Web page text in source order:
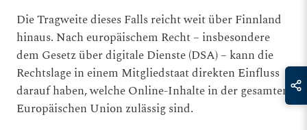
Die Tragweite dieses Falls reicht weit über Finnland
hinaus. Nach europäischem Recht – insbesondere
dem Gesetz über digitale Dienste (DSA) – kann die
Rechtslage in einem Mitgliedstaat direkten Einfluss
darauf haben, welche Online-Inhalte in der gesamten
Europäischen Union zulässig sind.